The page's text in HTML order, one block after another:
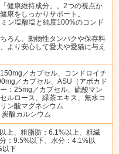
健康維持成分」。2つの視点か
康をしっかりサポート。
ン塩酸塩と純度100%のコンド
ろん、動物性タンパクや保存料
より安心して愛犬や愛猫に与え
／カプセル、コンドロイチ
／カプセル、ASU（アボカド
：25mg／カプセル、硫酸マン
ルロース、緑茶エキス、無水コ
ン酸マグネシウム
酸カルシウム
上、粗脂肪：6.1%以上、粗繊
：9.5%以下、水分：4.1%以
以下